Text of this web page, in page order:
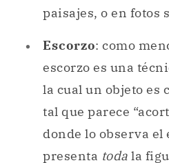
paisajes, o en fotos
Escorzo: como
escorzo es una
la cual un objeto es
tal que parece
donde lo observa el
presenta toda la